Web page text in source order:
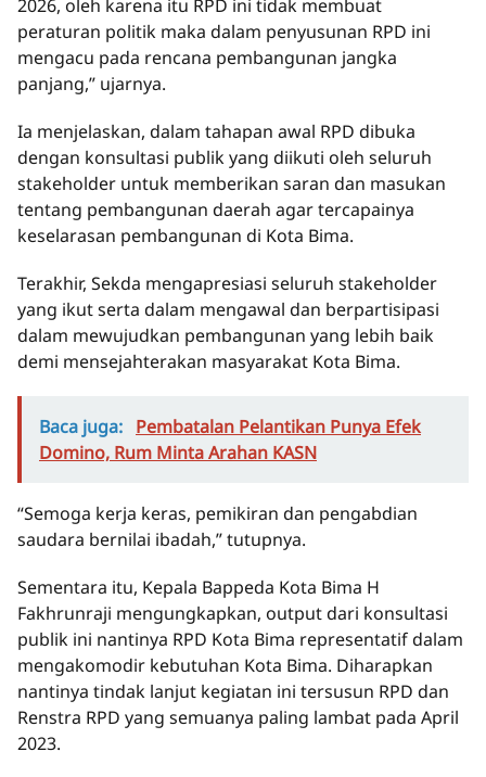
2026, oleh karena itu RPD ini tidak membuat
peraturan politik maka dalam penyusunan RPD ini
mengacu pada rencana pembangunan jangka
panjang,” ujarnya.
Ia menjelaskan, dalam tahapan awal RPD dibuka
dengan konsultasi publik yang diikuti oleh seluruh
stakeholder untuk memberikan saran dan masukan
tentang pembangunan daerah agar tercapainya
keselarasan pembangunan di Kota Bima.
Terakhir, Sekda mengapresiasi seluruh stakeholder
yang ikut serta dalam mengawal dan berpartisipasi
dalam mewujudkan pembangunan yang lebih baik
demi mensejahterakan masyarakat Kota Bima.
Baca juga: Pembatalan Pelantikan Punya Efek
Domino, Rum Minta Arahan KASN
“Semoga kerja keras, pemikiran dan pengabdian
saudara bernilai ibadah,” tutupnya.
Sementara itu, Kepala Bappeda Kota Bima H
Fakhrunraji mengungkapkan, output dari konsultasi
publik ini nantinya RPD Kota Bima representatif dalam
mengakomodir kebutuhan Kota Bima. Diharapkan
nantinya tindak lanjut kegiatan ini tersusun RPD dan
Renstra RPD yang semuanya paling lambat pada April
2023.